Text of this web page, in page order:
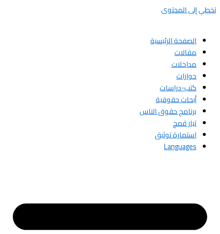
تخطي إلى المحتوى
الصفحة الرئيسية
مقالات
مداخلات
حوارات
كتب-دراسات
أبحاث حقوقية
برنامج حقوق الناس
تيار قمح
استمارة توثيق
Languages